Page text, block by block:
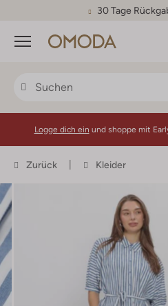
30 Tage
Menü
Logge dich ein und shoppe mit
Zurück Kleider